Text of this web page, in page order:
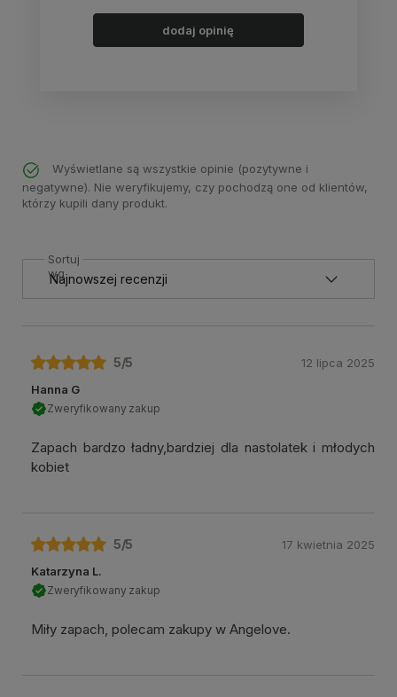
dodaj opinię
Wyświetlane są wszystkie opinie (pozytywne i
negatywne). Nie weryfikujemy, czy pochodzą one od klientów,
którzy kupili dany produkt.
Sortuj
wg
5/5
Hanna G
Zweryfikowany zakup
Zapach bardzo ładny,bardziej dla nastolatek i młodych
kobiet
12 lipca 2025
5/5
Katarzyna L.
Zweryfikowany zakup
Miły zapach, polecam zakupy w Angelove.
17 kwietnia 2025